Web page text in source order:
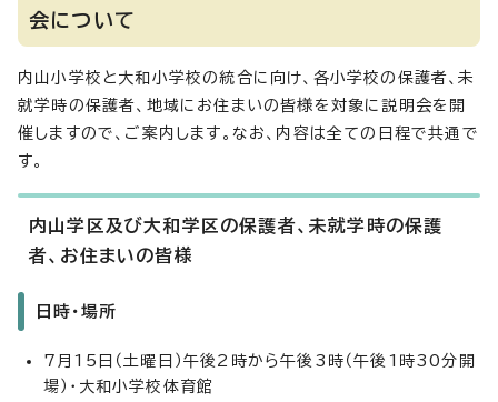
会について
内山小学校と大和小学校の統合に向け、各小学校の保護者、未
就学時の保護者、地域にお住まいの皆様を対象に説明会を開
催しますので、ご案内します。なお、内容は全ての日程で共通で
す。
内山学区及び大和学区の保護者、未就学時の保護
者、お住まいの皆様
日時・場所
7月15日（土曜日）午後2時から午後3時（午後1時30分開
場）・大和小学校体育館